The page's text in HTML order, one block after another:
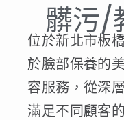
髒污/
位於新北市板
於臉部保養的
容服務，從深
滿足不同顧客